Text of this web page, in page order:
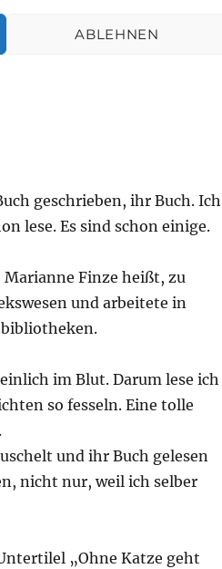
ABLEHNEN
geschrieben, ihr Buch. Ich
lese. Es sind schon einige.
Finze heißt, zu
und arbeitete in
im Blut. Darum lese ich
so fesseln. Eine tolle
und ihr Buch gelesen
nicht nur, weil ich selber
„Ohne Katze geht